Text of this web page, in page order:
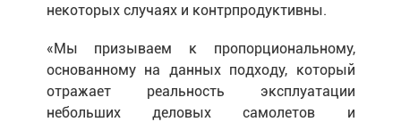
некоторых случаях и контрпродуктивны.
«Мы призываем к пропорциональному,
основанному на данных подходу, который
отражает реальность эксплуатации
небольших деловых самолетов и